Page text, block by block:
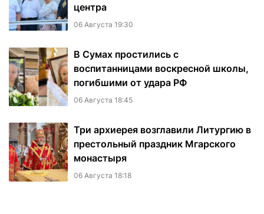
центра
06 Августа 19:30
В Сумах простились с
воспитанницами воскресной школы,
погибшими от удара РФ
06 Августа 18:45
Три архиерея возглавили Литургию в
престольный праздник Мгарского
монастыря
06 Августа 18:18